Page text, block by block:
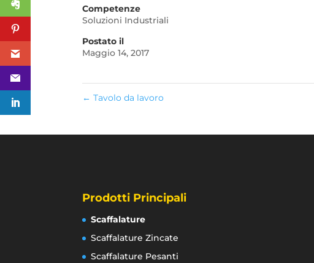
Competenze
Soluzioni Industriali
Postato il
Maggio 14, 2017
← Tavolo da lavoro
Prodotti Principali
Scaffalature
Scaffalature Zincate
Scaffalature Pesanti